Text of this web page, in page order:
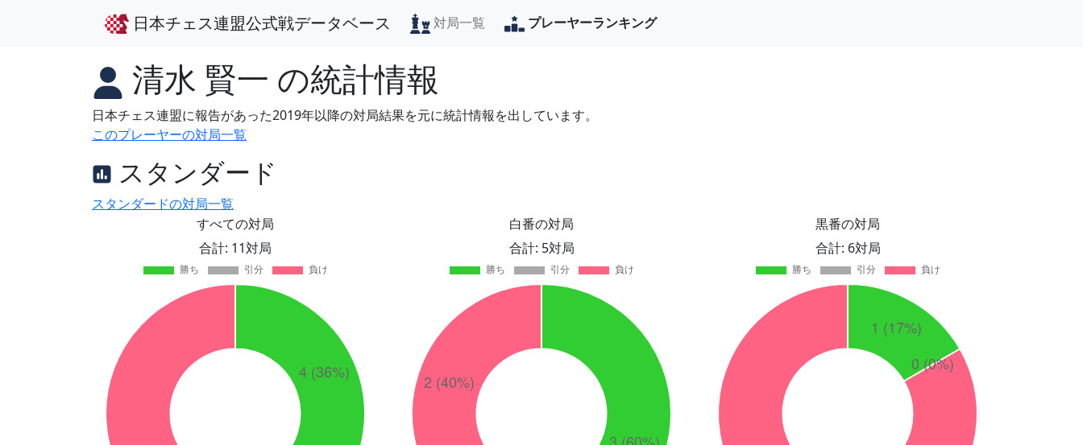
日本チェス連盟公式戦データベース 対局一覧 プレーヤーランキング
清水 賢一 の統計情報
日本チェス連盟に報告があった2019年以降の対局結果を元に統計情報を出しています。
このプレーヤーの対局一覧
スタンダード
スタンダードの対局一覧
すべての対局
合計: 11対局
白番の対局
合計: 5対局
黒番の対局
合計: 6対局